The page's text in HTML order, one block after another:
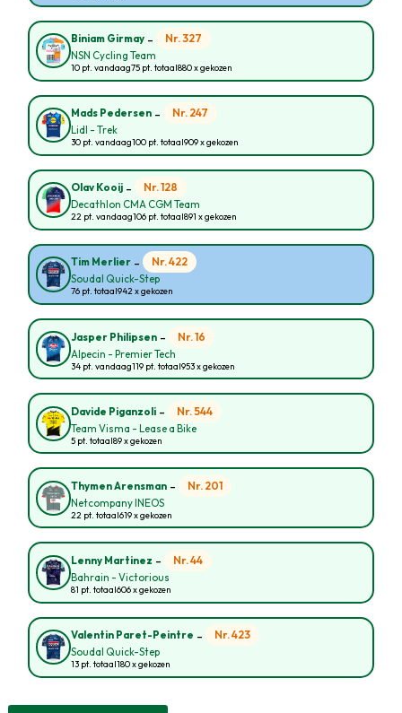
Biniam Girmay - Nr. 327
NSN Cycling Team
10 pt. vandaag75 pt. totaal880 x gekozen
Mads Pedersen - Nr. 247
Lidl - Trek
30 pt. vandaag100 pt. totaal909 x gekozen
Olav Kooij - Nr. 128
Decathlon CMA CGM Team
22 pt. vandaag106 pt. totaal891 x gekozen
Tim Merlier - Nr. 422
Soudal Quick-Step
76 pt. totaal942 x gekozen
Jasper Philipsen - Nr. 16
Alpecin - Premier Tech
34 pt. vandaag119 pt. totaal953 x gekozen
Davide Piganzoli - Nr. 544
Team Visma - Lease a Bike
5 pt. totaal89 x gekozen
Thymen Arensman - Nr. 201
Netcompany INEOS
22 pt. totaal619 x gekozen
Lenny Martinez - Nr. 44
Bahrain - Victorious
81 pt. totaal606 x gekozen
Valentin Paret-Peintre - Nr. 423
Soudal Quick-Step
13 pt. totaal180 x gekozen